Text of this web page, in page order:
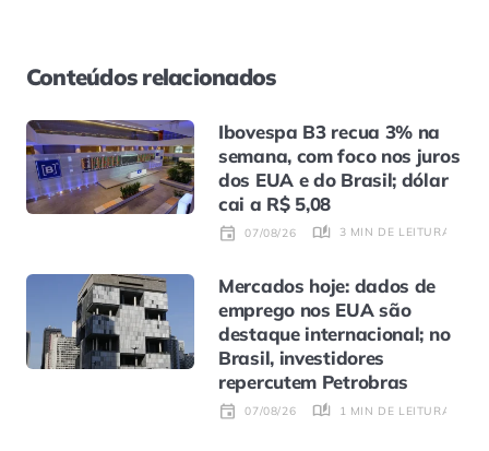
Conteúdos relacionados
Ibovespa B3 recua 3% na
semana, com foco nos juros
dos EUA e do Brasil; dólar
cai a R$ 5,08
07/08/26 3 MIN DE LEITURA
Mercados hoje: dados de
emprego nos EUA são
destaque internacional; no
Brasil, investidores
repercutem Petrobras
07/08/26 1 MIN DE LEITURA